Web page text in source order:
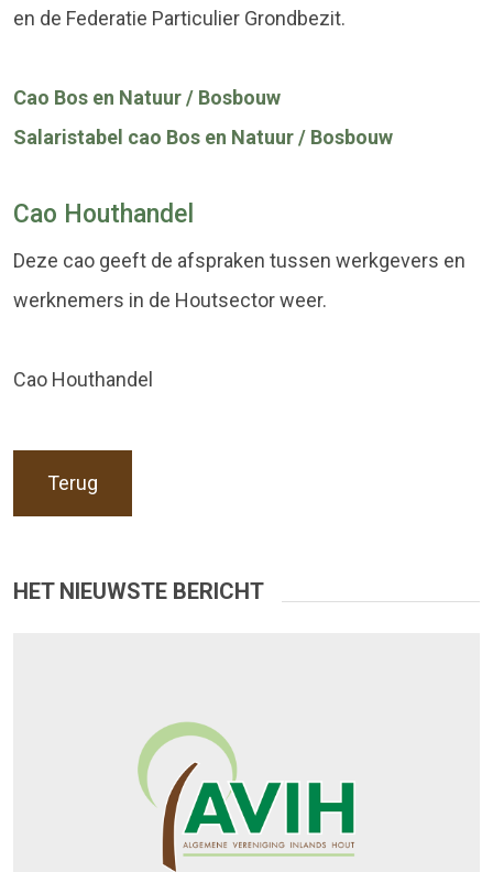
en de Federatie Particulier Grondbezit.
Cao Bos en Natuur / Bosbouw
Salaristabel cao Bos en Natuur / Bosbouw
Cao Houthandel
Deze cao geeft de afspraken tussen werkgevers en
werknemers in de Houtsector weer.
Cao Houthandel
Terug
HET NIEUWSTE BERICHT